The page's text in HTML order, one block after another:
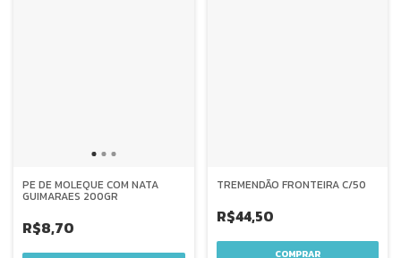
PE DE MOLEQUE COM NATA
GUIMARAES 200GR
R$8,70
TREMENDÃO FRONTEIRA C/50
R$44,50